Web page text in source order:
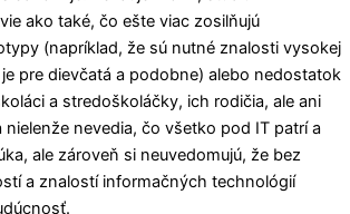
ako také, čo ešte viac zosilňujú
(napríklad, že sú nutné znalosti vysokej
pre dievčatá a podobne) alebo nedostatok
a stredoškoláčky, ich rodičia, ale ani
nevedia, čo všetko pod IT patrí a
ale zároveň si neuvedomujú, že bez
a znalostí informačných technológií